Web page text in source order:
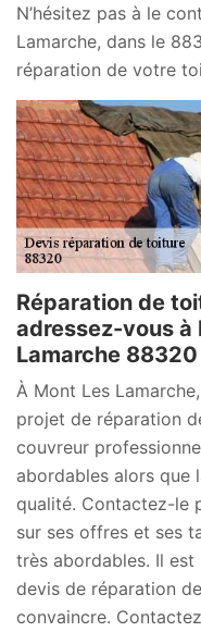
N’hésitez pas à le
Lamarche, dans le
réparation de votre
Réparation de
adressez-vous à
Lamarche 88320
À Mont Les
projet de réparation
couvreur
abordables alors que
qualité. Contactez-le
sur ses offres et ses
très abordables. Il est
devis de réparation
convaincre.